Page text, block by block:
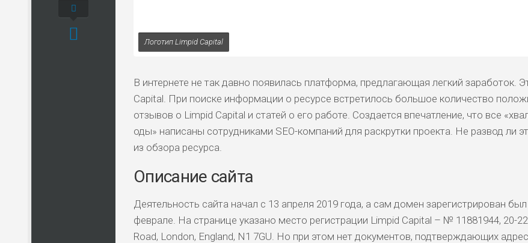
Логотип Limpid Capital
В интернете не так давно появилась платформа, предлагающая легкий заработок.
Capital. При поиске информации о ресурсе встретилось большое количество
отзывов о Limpid Capital и статей о его работе. Создается впечатление, что все
оды» написаны сотрудниками SEO-компаний для раскрутки проекта. Не развод ли
из обзора ресурса.
Описание сайта
Деятельность сайта начал с 13 апреля 2019 года, а сам домен зарегистрирован был
феврале. На странице указано место регистрации Limpid Capital – № 11881944, 20-
Road, London, England, N1 7GU. Но при этом нет документов, подтверждающих адрес